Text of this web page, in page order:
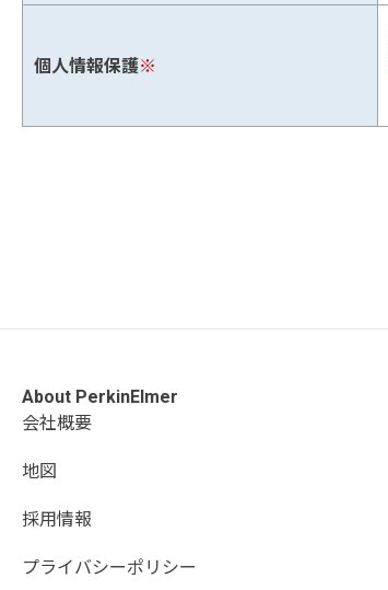
個人情報保護※
About PerkinElmer
会社概要
地図
採用情報
プライバシーポリシー